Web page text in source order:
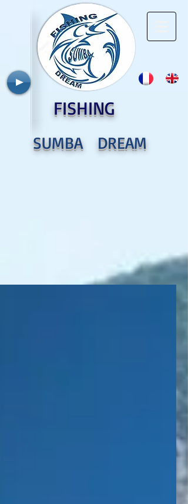
SUMBA DREAM
FISHING